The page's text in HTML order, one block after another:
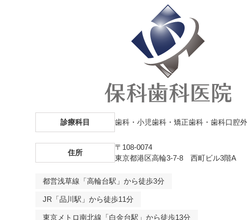
診療科目 歯科・小児歯科・矯正歯科・歯科口腔
住所
〒108-0074
東京都港区高輪3-7-8 西町ビル3階A
都営浅草線「高輪台駅」から徒歩3分
JR「品川駅」から徒歩11分
東京メトロ南北線「白金台駅」から徒歩13分